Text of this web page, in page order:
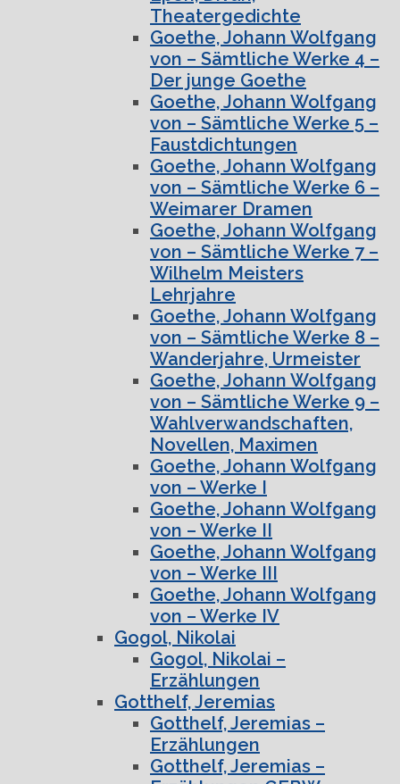
Theatergedichte
Goethe, Johann Wolfgang
von – Sämtliche Werke 4 –
Der junge Goethe
Goethe, Johann Wolfgang
von – Sämtliche Werke 5 –
Faustdichtungen
Goethe, Johann Wolfgang
von – Sämtliche Werke 6 –
Weimarer Dramen
Goethe, Johann Wolfgang
von – Sämtliche Werke 7 –
Wilhelm Meisters
Lehrjahre
Goethe, Johann Wolfgang
von – Sämtliche Werke 8 –
Wanderjahre, Urmeister
Goethe, Johann Wolfgang
von – Sämtliche Werke 9 –
Wahlverwandschaften,
Novellen, Maximen
Goethe, Johann Wolfgang
von – Werke I
Goethe, Johann Wolfgang
von – Werke II
Goethe, Johann Wolfgang
von – Werke III
Goethe, Johann Wolfgang
von – Werke IV
Gogol, Nikolai
Gogol, Nikolai –
Erzählungen
Gotthelf, Jeremias
Gotthelf, Jeremias –
Erzählungen
Gotthelf, Jeremias –